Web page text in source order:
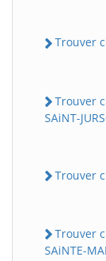
Trouver
Trouver
SAiNT-
Trouver
Trouver
SAiNTE-